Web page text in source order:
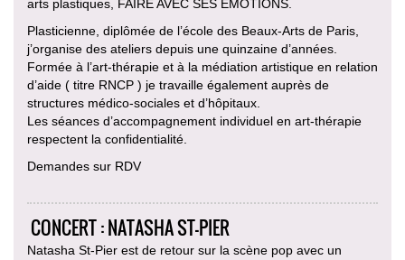
arts plastiques, FAIRE AVEC SES ÉMOTIONS.
Plasticienne, diplômée de l’école des Beaux-Arts de Paris,
j’organise des ateliers depuis une quinzaine d’années.
Formée à l’art-thérapie et à la médiation artistique en relation
d’aide ( titre RNCP ) je travaille également auprès de
structures médico-sociales et d’hôpitaux.
Les séances d’accompagnement individuel en art-thérapie
respectent la confidentialité.
Demandes sur RDV
CONCERT : NATASHA ST-PIER
Natasha St-Pier est de retour sur la scène pop avec un